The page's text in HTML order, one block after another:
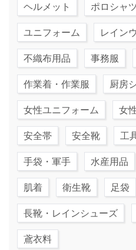
ヘルメット ポロシャ
ユニフォーム レイン
不織布用品 事務服
作業着・作業服 厨房
女性ユニフォーム 女
安全帯 安全靴 工
手袋・軍手 水産用品
肌着 衛生靴 足袋
長靴・レインシューズ
鳶衣料